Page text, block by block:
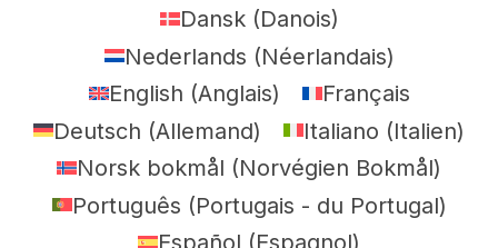
Dansk(Danois)
Nederlands (Néerlandais)
English (Anglais)
Français
Deutsch (Allemand) Italiano (Italien)
Norsk bokmål (Norvégien Bokmål)
Português (Portugais - du Portugal)
Español (Espagnol)